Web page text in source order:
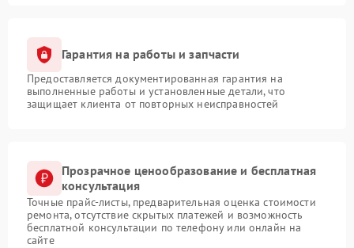
Гарантия на работы и запчасти
Предоставляется документированная гарантия на
выполненные работы и установленные детали, что
защищает клиента от повторных неисправностей
Прозрачное ценообразование и бесплатная
консультация
Точные прайс-листы, предварительная оценка стоимости
ремонта, отсутствие скрытых платежей и возможность
бесплатной консультации по телефону или онлайн на
сайте